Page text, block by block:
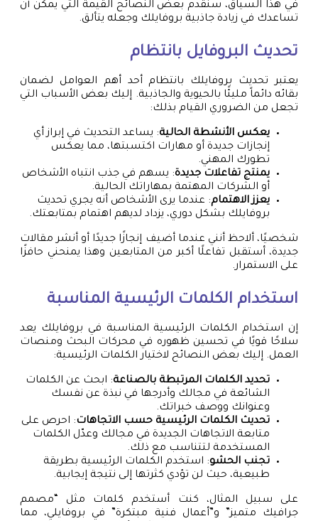
في هذا السياق، سنقدم بعض النصائح القيمة التي يمكن أن
تساعدك في زيادة جاذبية بروفايلك وجعله يتألق.
تحديث البروفايل بانتظام
يعتبر تحديث بروفايلك بانتظام أحد أهم العوامل لضمان
بقائه دائماً مليئًا بالحيوية والجاذبية. إليك بعض الأسباب التي
تجعل من الضروري القيام بذلك:
يعكس الأنشطة الحالية: يساعد التحديث في إبراز أي
إنجازات جديدة أو مهارات اكتسبتها، مما يعكس
تطورك المهني.
يمنتج تفاعلات جديدة: يسهم في جذب انتباه الأشخاص
أو الشركات المهتمة بمهاراتك الحالية.
يعزز الاهتمام: عندما يرى الأشخاص أنه يجري تحديث
بروفايلك بشكل دوري، يزداد لديهم اهتمام بمتابعتك.
شخصيًا، ألاحظ أنني عندما أضيف إنجازًا جديدًا أو أنشر مقالات
جديدة، أستقبل تفاعلًا أكبر من المتابعين وهذا يمنحني حافزًا
على الاستمرار.
استخدام الكلمات الرئيسية المناسبة
إن استخدام الكلمات الرئيسية المناسبة في بروفايلك يعد
سلاحًا قويًا في تحسين ظهوره في محركات البحث ومنصات
العمل. إليك بعض النصائح لاختيار الكلمات الرئيسية:
تحديد الكلمات المرتبطة بالصناعة: ابحث عن الكلمات
الشائعة في مجالك وأدرجها في نبذة عن نفسك
وعنوانك ووصف خبراتك.
تحديث الكلمات الرئيسية حسب الاتجاهات: احرص على
متابعة الاتجاهات الجديدة في مجالك وعدّل الكلمات
المستخدمة لتتناسب مع ذلك.
تجنب الحشو: استخدم الكلمات الرئيسية بطريقة
طبيعية، حيث لن تؤدي كثرتها إلى نتيجة إيجابية.
على سبيل المثال، كنت أستخدم كلمات مثل “مصمم
جرافيك متميز” و”أعمال فنية مبتكرة” في بروفايلي، مما